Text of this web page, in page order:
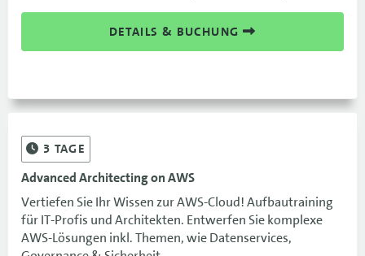
DETAILS & BUCHUNG
3 TAGE
Advanced Architecting on AWS
Vertiefen Sie Ihr Wissen zur AWS-Cloud! Aufbautraining
für IT-Profis und Architekten. Entwerfen Sie komplexe
AWS-Lösungen inkl. Themen, wie Datenservices,